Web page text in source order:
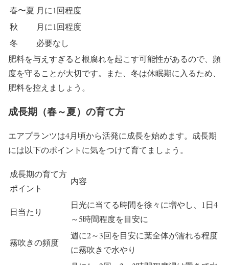
春〜夏 月に1回程度
秋
月に1回程度
冬
必要なし
肥料を与えすぎると根腐れを起こす可能性があるので、頻
度を守ることが大切です。また、冬は休眠期に入るため、
肥料を控えましょう。
成長期（春～夏）の育て方
エアプランツは4月頃から活発に成長を始めます。成長期
には以下のポイントに気をつけて育てましょう。
成長期の育て方
ポイント
内容
日当たり
日光に当てる時間を徐々に増やし、1日4
～5時間程度を目安に
霧吹きの頻度
週に2～3回を目安に葉全体が濡れる程度
に霧吹きで水やり